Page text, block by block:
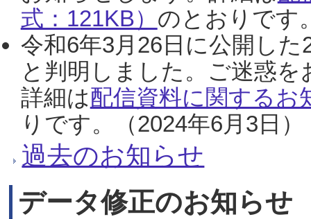
式：121KB） のとおりです
令和6年3月26日に公開し
と判明しました。ご迷惑
詳細は配信資料に関するお
りです。（2024年6月3日）
過去のお知らせ
データ修正のお知らせ